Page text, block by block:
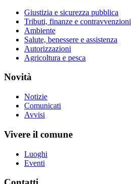
Giustizia e sicurezza pubblica
Tributi, finanze e contravvenzioni
Ambiente
Salute, benessere e assistenza
Autorizzazioni
Agricoltura e pesca
Novità
Notizie
Comunicati
Avvisi
Vivere il comune
Luoghi
Eventi